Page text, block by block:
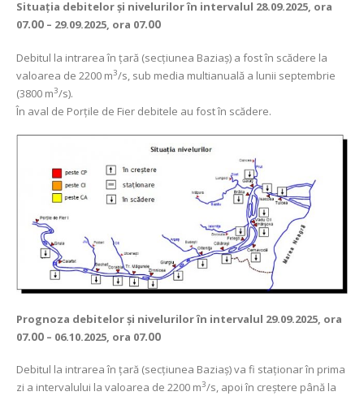
Situaţia debitelor şi nivelurilorîn intervalul 28.09.2025, ora
07.00 – 29.09.2025, ora 07.00
Debitul la intrarea în ţară (secţiunea Baziaş) a fost în scădere la
valoarea de 2200 m3/s, sub media multianuală a lunii septembrie
(3800 m3/s).
În aval de Porţile de Fier debitele au fost în scădere.
Prognoza debitelor şi nivelurilorîn intervalul 29.09.2025, ora
07.00 – 06.10.2025, ora 07.00
Debitul la intrarea în ţară (secţiunea Baziaş) va fi staționar în prima
zi a intervalului la valoarea de 2200 m3/s, apoi în creștere până la